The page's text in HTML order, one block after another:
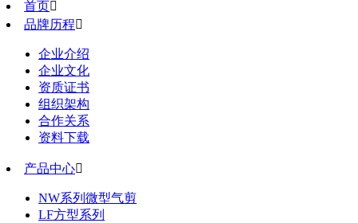
首页
品牌历程
企业介绍
企业文化
资质证书
组织架构
合作关系
资料下载
产品中心
NW系列微型气剪
LF方型系列